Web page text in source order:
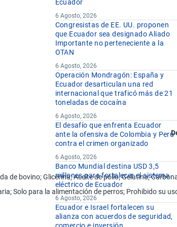
de bovino; Glicerina; Aceite de pollo; Gelatina;
Solo para la alimentación de perros; Prohibido su
Ecuador
6 Agosto, 2026
Congresistas de EE. UU. proponen
que Ecuador sea designado Aliado
Importante no perteneciente a la
OTAN
6 Agosto, 2026
Operación Mondragón: España y
Ecuador desarticulan una red
internacional que traficó más de 21
toneladas de cocaína
6 Agosto, 2026
El desafío que enfrenta Ecuador
ante la ofensiva de Colombia y Perú
contra el crimen organizado
6 Agosto, 2026
Banco Mundial destina USD 3,5
millones para fortalecer el sistema
eléctrico de Ecuador
6 Agosto, 2026
Ecuador e Israel fortalecen su
alianza con acuerdos de seguridad,